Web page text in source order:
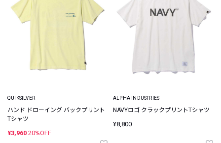
QUIKSILVER
ハンド ドローイング バックプリント
Tシャツ
¥3,960 20%OFF
ALPHA INDUSTRIES
NAVYロゴ クラックプリントTシャツ
¥8,800